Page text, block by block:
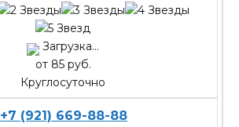
Загрузка...
от 85 руб.
Круглосуточно
+7 (921) 669-88-88